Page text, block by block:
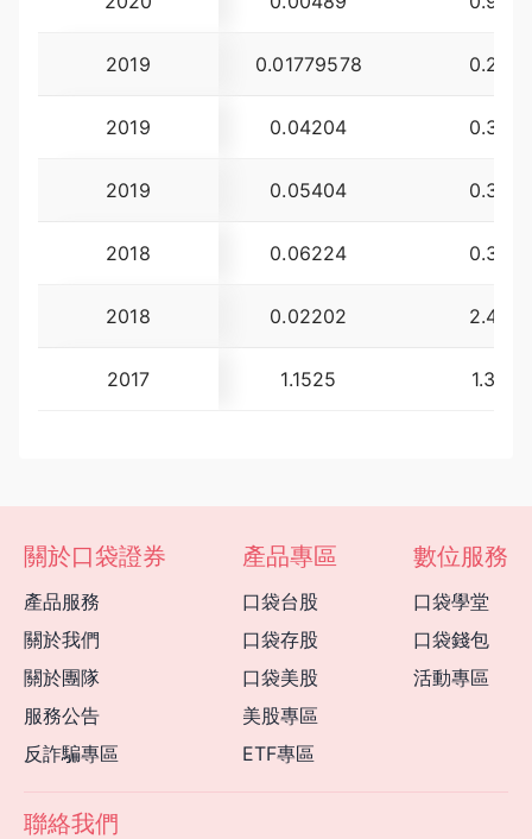
2019 0.01779578 0.29
2019 0.04204 0.39
2019 0.05404 0.39
2018 0.06224 0.36
2018 0.02202 2.49
2017 1.1525 1.35
關於口袋證券
產品服務
關於我們
關於團隊
服務公告
反詐騙專區
產品專區
口袋台股
口袋存股
口袋美股
美股專區
ETF專區
數位服務
口袋學堂
口袋錢包
活動專區
聯絡我們